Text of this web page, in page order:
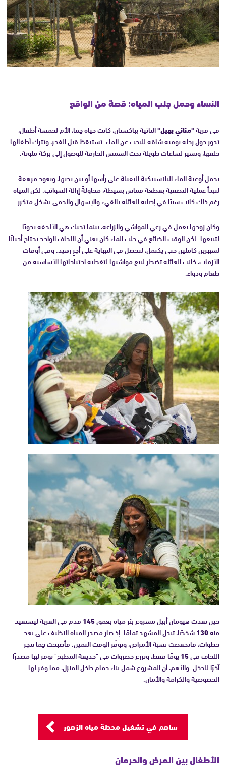
النساء وحِمل جلب المياه: قصة من الواقع
في قرية"مناني بهيل"النائية بباكستان، كانت حياة حِما، الأم لخمسة أطفال،
تدور حول رحلة يومية شاقة للبحث عن الماء. تستيقظ قبل الفجر، وتترك أطفالها
خلفها، وتسير لساعات طويلة تحت الشمس الحارقة للوصول إلى بركة ملوثة.
تحمل أوعية الماء البلاستيكية الثقيلة على رأسها أو بين يديها، وتعود مرهقة
لتبدأ عملية التصفية بقطعة قماش بسيطة، محاولةً إزالة الشوائب. لكن المياه
رغم ذلك كانت سببًا في إصابة العائلة بالقيء والإسهال والحمى بشكل متكرر.
وكان زوجها يعمل في رعي المواشي والزراعة، بينما تحيك هي الألحفة يدويًا
لتبيعها. لكن الوقت الضائع في جلب الماء كان يعني أن اللحاف الواحد يحتاج أحيانًا
لشهرين كاملين حتى يكتمل، لتحصل في النهاية على أجرٍ زهيد. وفي أوقات
الأزمات، كانت العائلة تضطر لبيع مواشيها لتغطية احتياجاتها الأساسية من
طعام ودواء.
حين نفذت هيومان أبيل مشروع بئر مياه بعمق145قدم في القرية ليستفيد
منه130شخصًا، تبدل المشهد تمامًا. إذ صار مصدر المياه النظيف على بعد
خطوات، فانخفضت نسبة الأمراض، وتوفّر الوقت الثمين. فأصبحت حِما تنجز
اللحاف في15يومًا فقط، وتزرع خضروات في "حديقة المطبخ" توفر لها مصدرًا
آخرًا للدخل. والأهم، أن المشروع شمل بناء حمام داخل المنزل، مما وفر لها
الخصوصية والكرامة والأمان.
ساهم في تشغيل محطة مياه الزهور
الأطفال بين المرض والحرمان